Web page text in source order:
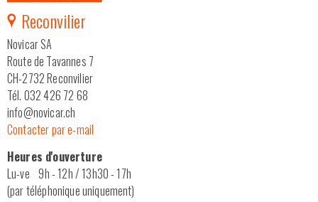
Reconvilier
Novicar SA
Route de Tavannes 7
CH-2732 Reconvilier
Tél. 032 426 72 68
info@novicar.ch
Contacter par e-mail
Heures d'ouverture
Lu-ve 9h - 12h / 13h30 - 17h
(par téléphonique uniquement)